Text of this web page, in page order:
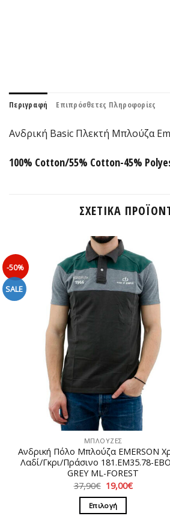
Περιγραφή Επιπρόσθετες Πληροφορίες
Ανδρική Basic Πλεκτή Μπλούζα
100% Cotton/55% Cotton-45%
ΣΧΕΤΙΚΆ
-50%
SALE
ΜΠΛΟΥΖΕΣ
Ανδρική Πόλο Μπλούζα EMERSON
Λαδί/Γκρι/Πράσινο 181.EM35.78-
GREY ML-FOREST
37,90€ Original
price
was:
37,90€.
19,00€Η
Επιλογή